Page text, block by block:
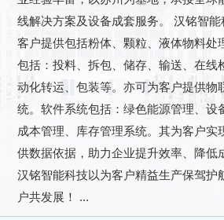
线解决方案及设备成套服务。 汉铭智
客户提供包括粉体、颗粒、液体物料处
包括：投料、拆包、储存、输送、在线
动化转运、包装等。亦可为客户提供物
统。软件系统包括：绿色能源管理、设
成本管理、库存管理系统。其为客户实
供数据依据，助力企业提升效率、降低
汉铭智能科技以为客户精益生产保驾护
户共发展！ ...